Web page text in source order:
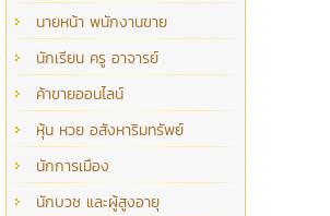
นายหน้า พนักงานขาย
นักเรียน ครู อาจารย์
ค้าขายออนไลน์
หุ้น หวย อสังหาริมทรัพย์
นักการเมือง
นักบวช และผู้สูงอายุ